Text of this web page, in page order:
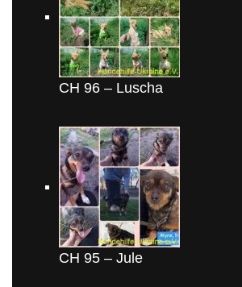
CH 96 – Luscha
CH 95 – Jule